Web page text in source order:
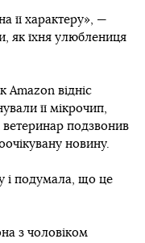
її характеру», —
як їхня улюблениця
Amazon відніс
її мікрочип,
ветеринар подзвонив
новину.
і подумала, що це
з чоловіком